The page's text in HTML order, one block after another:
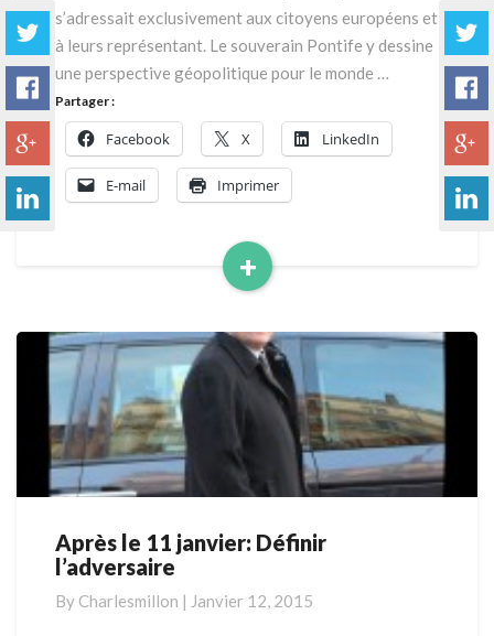
s’adressait exclusivement aux citoyens européens et
à leurs représentant. Le souverain Pontife y dessine
une perspective géopolitique pour le monde …
+
Read
Partager :
Facebook X LinkedIn
E-mail Imprimer
Après
le
janvier:
Après le 11 janvier: Définir
l’adversaire
By Charlesmillon | Janvier 12, 2015